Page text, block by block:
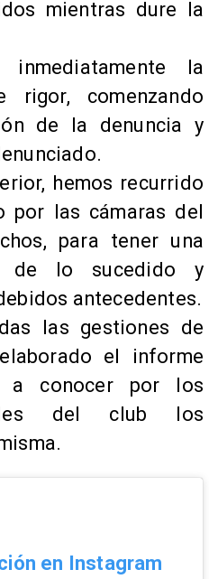
mientras dure la
inmediatamente la
rigor, comenzando
de la denuncia y
hemos recurrido
por las cámaras del
para tener una
de lo sucedido y
antecedentes.
las gestiones de
el informe
a conocer por los
del club los
en Instagram